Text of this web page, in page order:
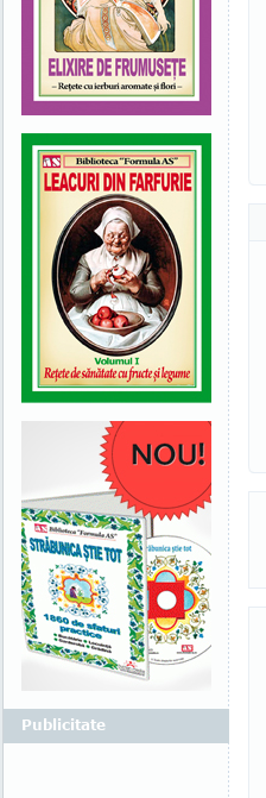
Publicitate